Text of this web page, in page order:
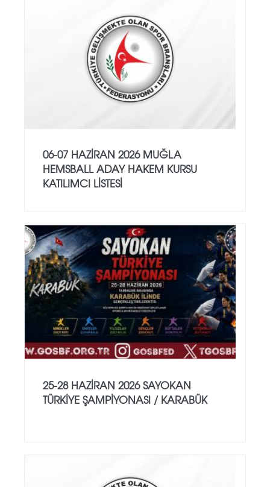
06-07 HAZİRAN 2026 MUĞLA
HEMSBALL ADAY HAKEM KURSU
KATILIMCI LİSTESİ
25-28 HAZİRAN 2026 SAYOKAN
TÜRKİYE ŞAMPİYONASI / KARABÜK